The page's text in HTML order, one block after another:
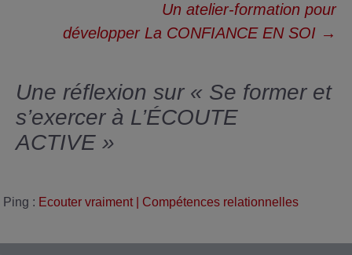
Un atelier-formation pour
développer La CONFIANCE EN SOI →
Une réflexion sur « Se former et
s’exercer à L’ÉCOUTE
ACTIVE »
Ping : Ecouter vraiment | Compétences relationnelles